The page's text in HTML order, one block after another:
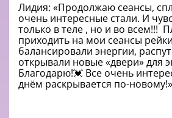
Лидия: «Продолжаю сеансы,
очень интересные стали. И
только в теле , но и во всем!!!
приходить на мои сеансы
балансировали энергии,
открывали новые «двери» для
Благодарю!💓 Все очень
днём раскрывается по-новому!»